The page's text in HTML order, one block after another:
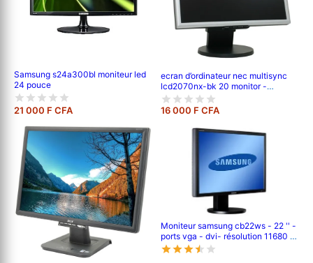
Samsung s24a300bl moniteur led
24 pouce
21 000 F CFA
ecran d’ordinateur nec multisync
lcd2070nx-bk 20 monitor -
black/silver
16 000 F CFA
Moniteur samsung cb22ws - 22 '' -
ports vga - dvi- résolution 11680 x
1050 pixels